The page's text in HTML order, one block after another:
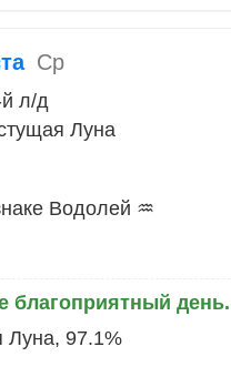
Ср
л/д
Луна
Водолей ♒
благоприятный день.
Луна, 97.1%